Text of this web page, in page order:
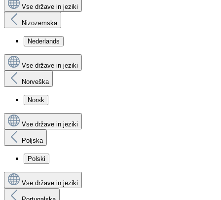
Vse države in jeziki
Nizozemska
Nederlands
Vse države in jeziki
Norveška
Norsk
Vse države in jeziki
Poljska
Polski
Vse države in jeziki